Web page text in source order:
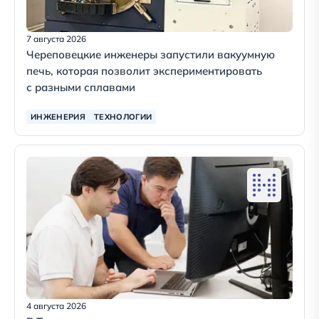
7 августа 2026
Череповецкие инженеры запустили вакуумную
печь, которая позволит экспериментировать
с разными сплавами
ИНЖЕНЕРИЯ ТЕХНОЛОГИИ
4 августа 2026